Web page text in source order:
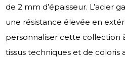
de 2 mm d’épaisseur. L’acier
une résistance élevée en
personnaliser cette collection
tissus techniques et de coloris